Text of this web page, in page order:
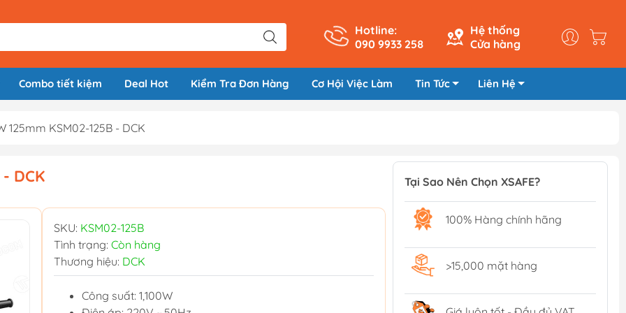
Hotline:
090 9933 258
Hệ thống
Cửa hàng
Combo tiết kiệm Deal Hot Kiểm Tra Đơn Hàng Cơ Hội Việc Làm Tin Tức Liên Hệ
125mm KSM02-125B - DCK
DCK
SKU: KSM02-125B
Tình trạng: Còn hàng
Thương hiệu: DCK
Công suất: 1,100W
Tại Sao Nên Chọn XSAFE?
100% Hàng chính hãng
>15,000 mặt hàng